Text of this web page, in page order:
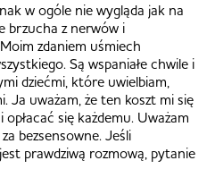
w ogóle nie wygląda jak na
brzucha z nerwów i
zdaniem uśmiech
Są wspaniałe chwile i
dziećmi, które uwielbiam,
Ja uważam, że ten koszt mi się
opłacać się każdemu. Uważam
bezsensowne. Jeśli
prawdziwą rozmową, pytanie